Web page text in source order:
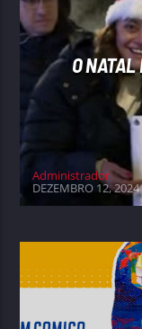
O NATAL
Administrador
DEZEMBRO 12, 2024